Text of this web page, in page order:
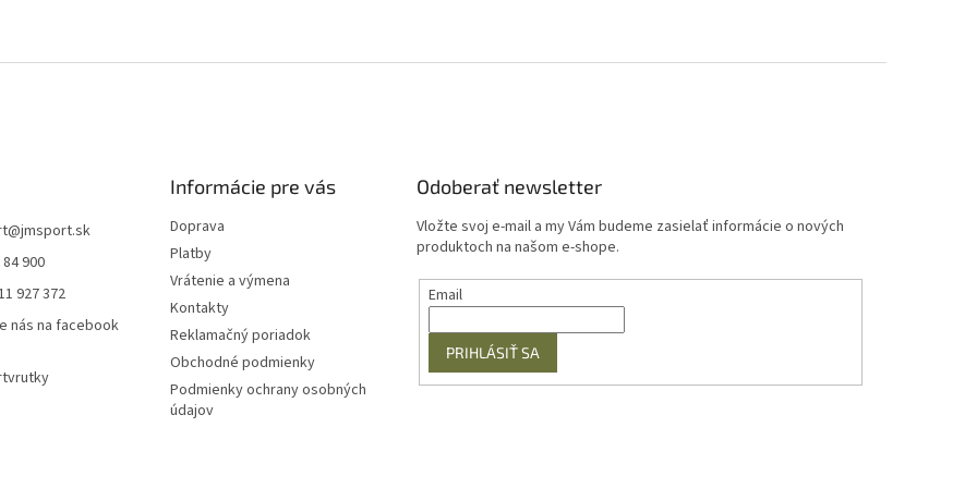
@jmsport.sk
900
927 372
nás na facebook
Informácie pre vás
Doprava
Platby
Vrátenie a výmena
Kontakty
Reklamačný poriadok
Obchodné podmienky
Podmienky ochrany osobných
údajov
Odoberať newsletter
Vložte svoj e-mail a my Vám budeme zasielať informácie o nových
produktoch na našom e-shope.
Email
PRIHLÁSIŤ SA